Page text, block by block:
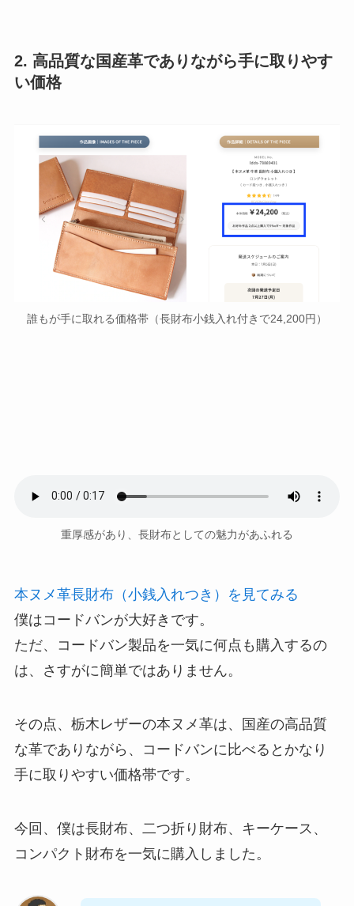
2. 高品質な国産革でありながら手に取りやす
い価格
誰もが手に取れる価格帯（長財布小銭入れ付きで24,200円）
重厚感があり、長財布としての魅力があふれる
本ヌメ革長財布（小銭入れつき）を見てみる
僕はコードバンが大好きです。
ただ、コードバン製品を一気に何点も購入するの
は、さすがに簡単ではありません。
その点、栃木レザーの本ヌメ革は、国産の高品質
な革でありながら、コードバンに比べるとかなり
手に取りやすい価格帯です。
今回、僕は長財布、二つ折り財布、キーケース、
コンパクト財布を一気に購入しました。